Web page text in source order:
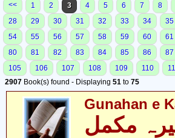
<< 1 2 3 4 5 6 7 8
28
29 30 31 32 33 34 35
54
55 56 57 58 59 60 61
80
81 82 83 84 85 86 87
105
106 107 108 109 110
2907 Book(s) found - Displaying 51 to 75
Gunahan e
مکمل